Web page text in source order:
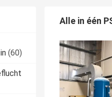
(60)
Alle in één